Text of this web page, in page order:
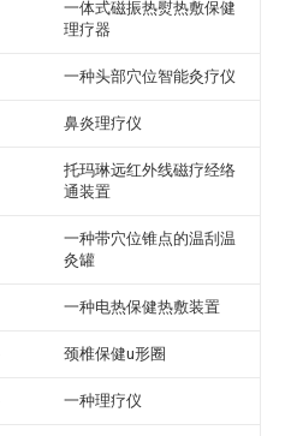
一体式磁振热熨热敷保健
理疗器
一种头部穴位智能灸疗仪
鼻炎理疗仪
托玛琳远红外线磁疗经络
通装置
一种带穴位锥点的温刮温
灸罐
一种电热保健热敷装置
颈椎保健u形圈
一种理疗仪